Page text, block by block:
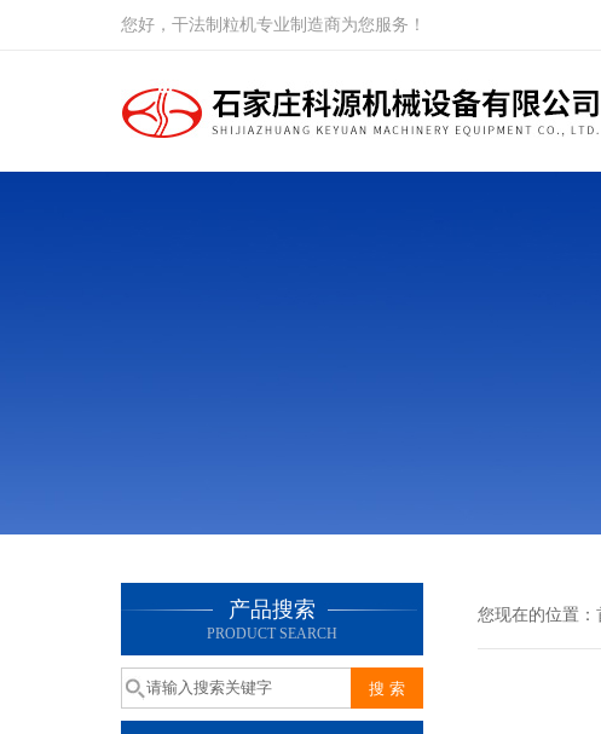
您好，干法制粒机专业制造商为您服务！
产品搜索
PRODUCT SEARCH
您现在的位置：